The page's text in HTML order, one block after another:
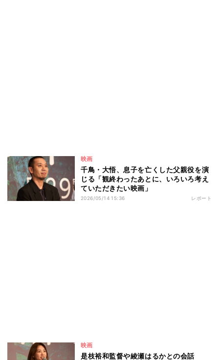
映画
千鳥・大悟、息子を亡くした父親役を演
じる「観終わったあとに、いろいろ考え
ていただきたい映画」
2026/05/14 15:36 レポート
映画
是枝裕和監督や綾瀬はるかとの会話